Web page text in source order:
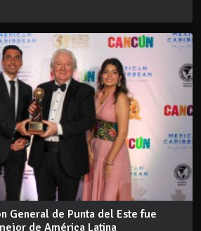
General de Punta del Este fue
de América Latina